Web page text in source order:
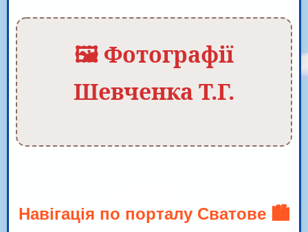
🖼️ Фотографії
Шевченка Т.Г.
Навігація по порталу Сватове 🏙️